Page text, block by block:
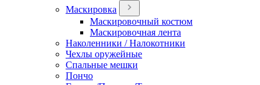
Маскировка
Маскировочный костюм
Маскировочная лента
Наколенники / Налокотники
Чехлы оружейные
Спальные мешки
Пончо